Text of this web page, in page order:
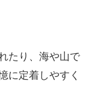
たり、海や山で
に定着しやすく